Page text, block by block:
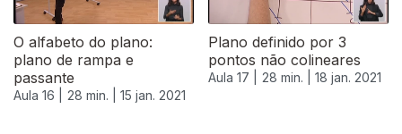
O alfabeto do plano:
plano de rampa e
passante
Aula 16 | 28 min. | 15 jan. 2021
Plano definido por 3
pontos não colineares
Aula 17 | 28 min. | 18 jan. 2021